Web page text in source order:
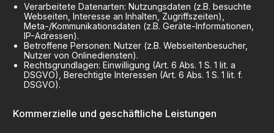
Verarbeitete Datenarten: Nutzungsdaten (z.B. besuchte
Webseiten, Interesse an Inhalten, Zugriffszeiten),
Meta-/Kommunikationsdaten (z.B. Geräte-Informationen,
IP-Adressen).
Betroffene Personen: Nutzer (z.B. Webseitenbesucher,
Nutzer von Onlinediensten).
Rechtsgrundlagen: Einwilligung (Art. 6 Abs. 1 S. 1 lit. a
DSGVO), Berechtigte Interessen (Art. 6 Abs. 1 S. 1 lit. f.
DSGVO).
Kommerzielle und geschäftliche Leistungen